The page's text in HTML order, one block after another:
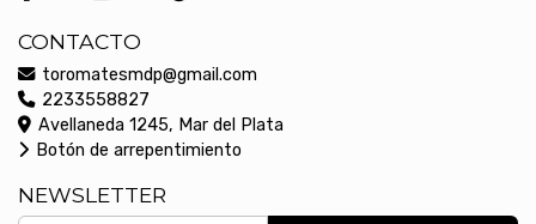
CONTACTO
toromatesmdp@gmail.com
2233558827
Avellaneda 1245, Mar del Plata
Botón de arrepentimiento
NEWSLETTER